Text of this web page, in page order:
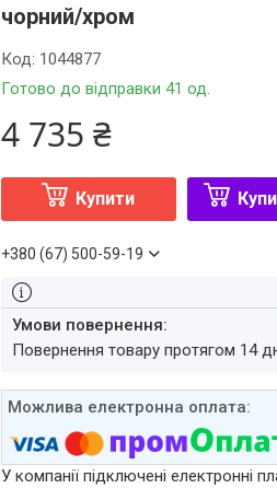
чорний/хром
Готово до відправки 41 од.
Код: 1044877
4 735 ₴
Купити
+380 (67) 500-59-19
повернення товару протягом 14
У компанії підключені електронні